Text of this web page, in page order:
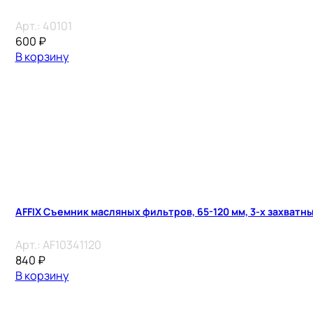
Арт.: 40101
600 ₽
В корзину
AFFIX Съемник масляных фильтров, 65-120 мм, 3-х
Арт.: AF10341120
840 ₽
В корзину